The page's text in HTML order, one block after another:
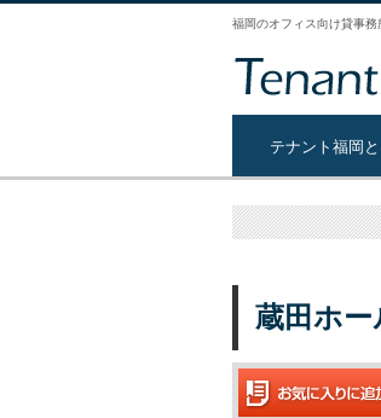
福岡のオフィス向け貸事
テナント福岡
蔵田ホ